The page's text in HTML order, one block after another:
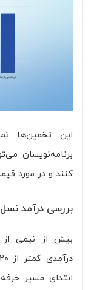
این تخمین‌ها
برنامه‌نویسان
کنند و در مورد
بررسی درآمد نسل Z برنامه‌ نویسان ایرانی
ابتدای مسیر